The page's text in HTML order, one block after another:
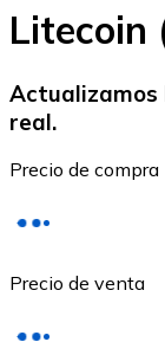
Ethereum
ETH
Litecoin
Actualizamos
real.
Precio de compra
Precio de venta